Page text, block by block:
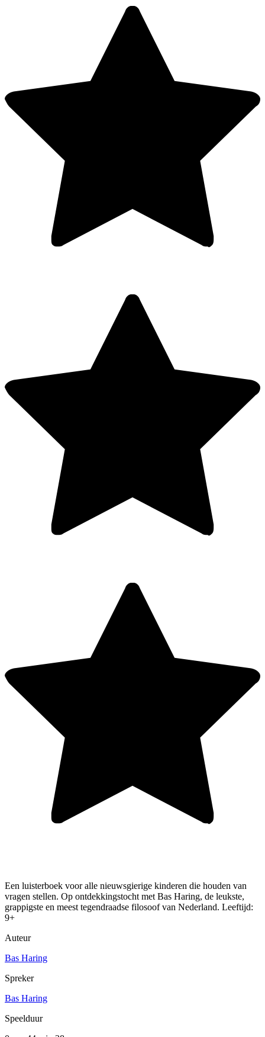
Een luisterboek voor alle nieuwsgierige kinderen die houden van
vragen stellen. Op ontdekkingstocht met Bas Haring, de leukste,
grappigste en meest tegendraadse filosoof van Nederland. Leeftijd:
9+
Auteur
Bas Haring
Spreker
Bas Haring
Speelduur